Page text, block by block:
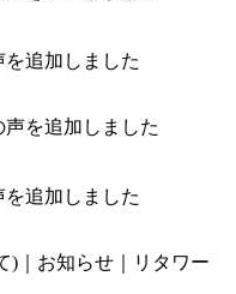
を追加しました
を追加しました